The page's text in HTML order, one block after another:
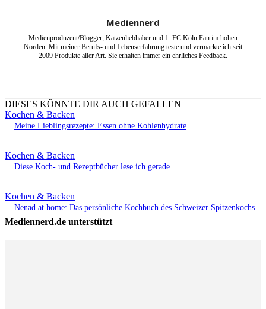
Mediennerd
Medienproduzent/Blogger, Katzenliebhaber und 1. FC Köln Fan im hohen
Norden. Mit meiner Berufs- und Lebenserfahrung teste und vermarkte ich seit
2009 Produkte aller Art. Sie erhalten immer ein ehrliches Feedback.
DIESES KÖNNTE DIR AUCH GEFALLEN
Kochen & Backen
Meine Lieblingsrezepte: Essen ohne Kohlenhydrate
Kochen & Backen
Diese Koch- und Rezeptbücher lese ich gerade
Kochen & Backen
Nenad at home: Das persönliche Kochbuch des Schweizer Spitzenkochs
Mediennerd.de unterstützt